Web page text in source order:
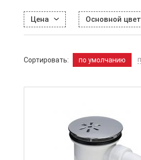
Основной цвет
Цена
Сортировать: по умолчанию